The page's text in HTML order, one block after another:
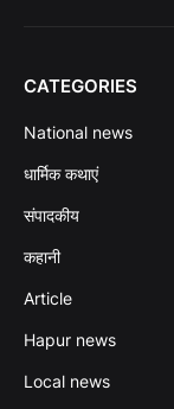
CATEGORIES
National news
धार्मिक कथाएं
संपादकीय
कहानी
Article
Hapur news
Local news